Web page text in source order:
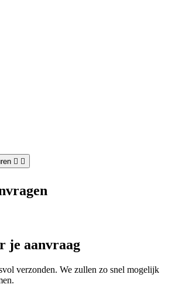
je aanvraag
verzonden. We zullen zo snel mogelijk